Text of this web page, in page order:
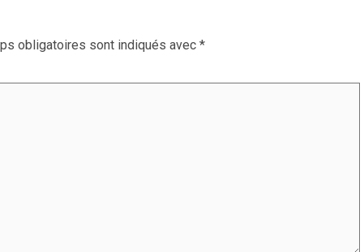
obligatoires sont indiqués avec *